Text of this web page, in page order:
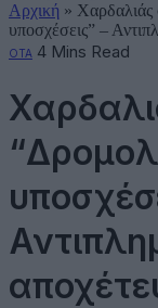
Αρχική »
υποσχέσεις” –
ΟΤΑ 4 Mins Read